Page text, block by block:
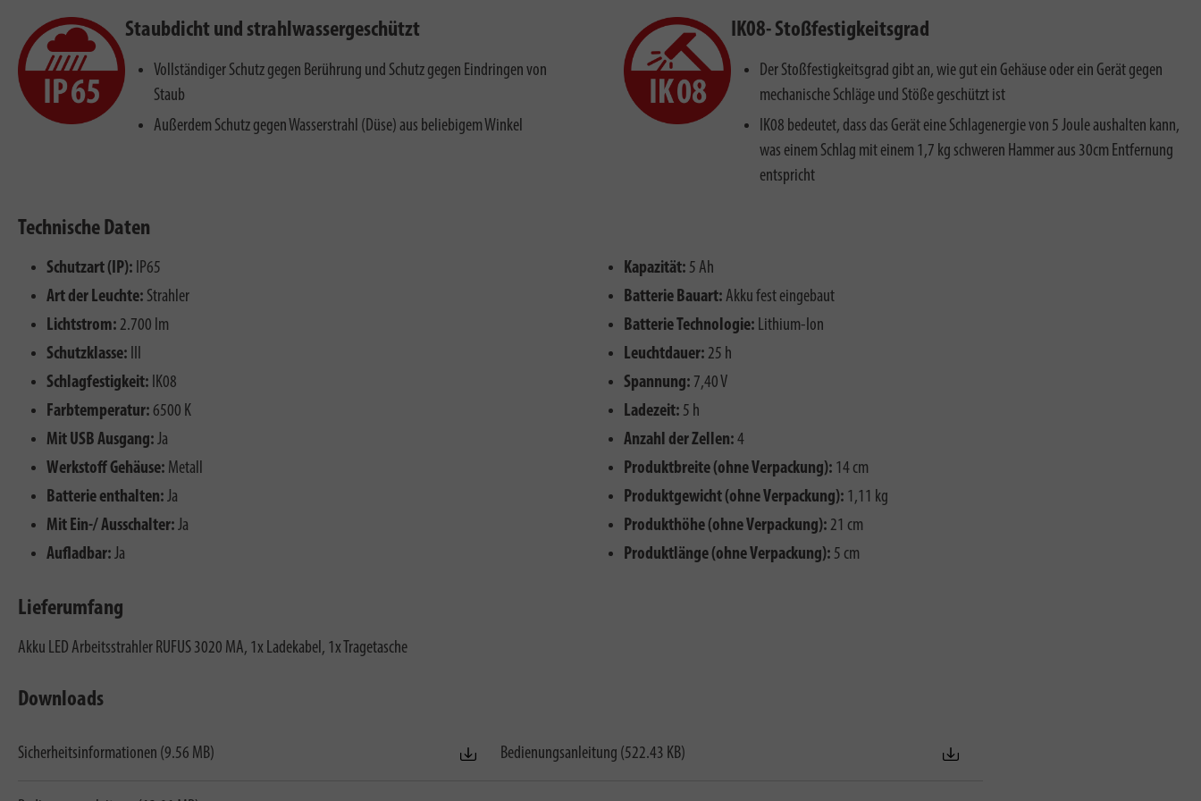
Staubdicht und strahlwassergeschützt
Vollständiger Schutz gegen Berührung und Schutz gegen Eindringen von
Staub
Außerdem Schutz gegen Wasserstrahl (Düse) aus beliebigem Winkel
IK08- Stoßfestigkeitsgrad
Der Stoßfestigkeitsgrad gibt an, wie gut ein Gehäuse oder ein Gerät gegen
mechanische Schläge und Stöße geschützt ist
IK08 bedeutet, dass das Gerät eine Schlagenergie von 5 Joule aushalten kann,
was einem Schlag mit einem 1,7 kg schweren Hammer aus 30cm Entfernung
entspricht
Technische Daten
Schutzart (IP): IP65
Art der Leuchte: Strahler
Lichtstrom: 2.700 lm
Schutzklasse:
Schlagfestigkeit: IK08
Farbtemperatur: 6500 K
Mit USB Ausgang: Ja
Werkstoff Gehäuse: Metall
Batterie enthalten: Ja
Mit Ein-/ Ausschalter: Ja
Aufladbar: Ja
Kapazität: 5 Ah
Batterie Bauart: Akku fest eingebaut
Batterie Technologie: Lithium-Ion
Leuchtdauer: 25 h
Spannung: 7,40 V
Ladezeit: 5 h
Anzahl der Zellen: 4
Produktbreite (ohne Verpackung): 14 cm
Produktgewicht (ohne Verpackung): 1,11 kg
Produkthöhe (ohne Verpackung): 21 cm
Produktlänge (ohne Verpackung): 5 cm
Lieferumfang
Akku LED Arbeitsstrahler RUFUS 3020 MA, 1x Ladekabel, 1x Tragetasche
Downloads
Sicherheitsinformationen (9.56 MB) Bedienungsanleitung (522.43 KB)